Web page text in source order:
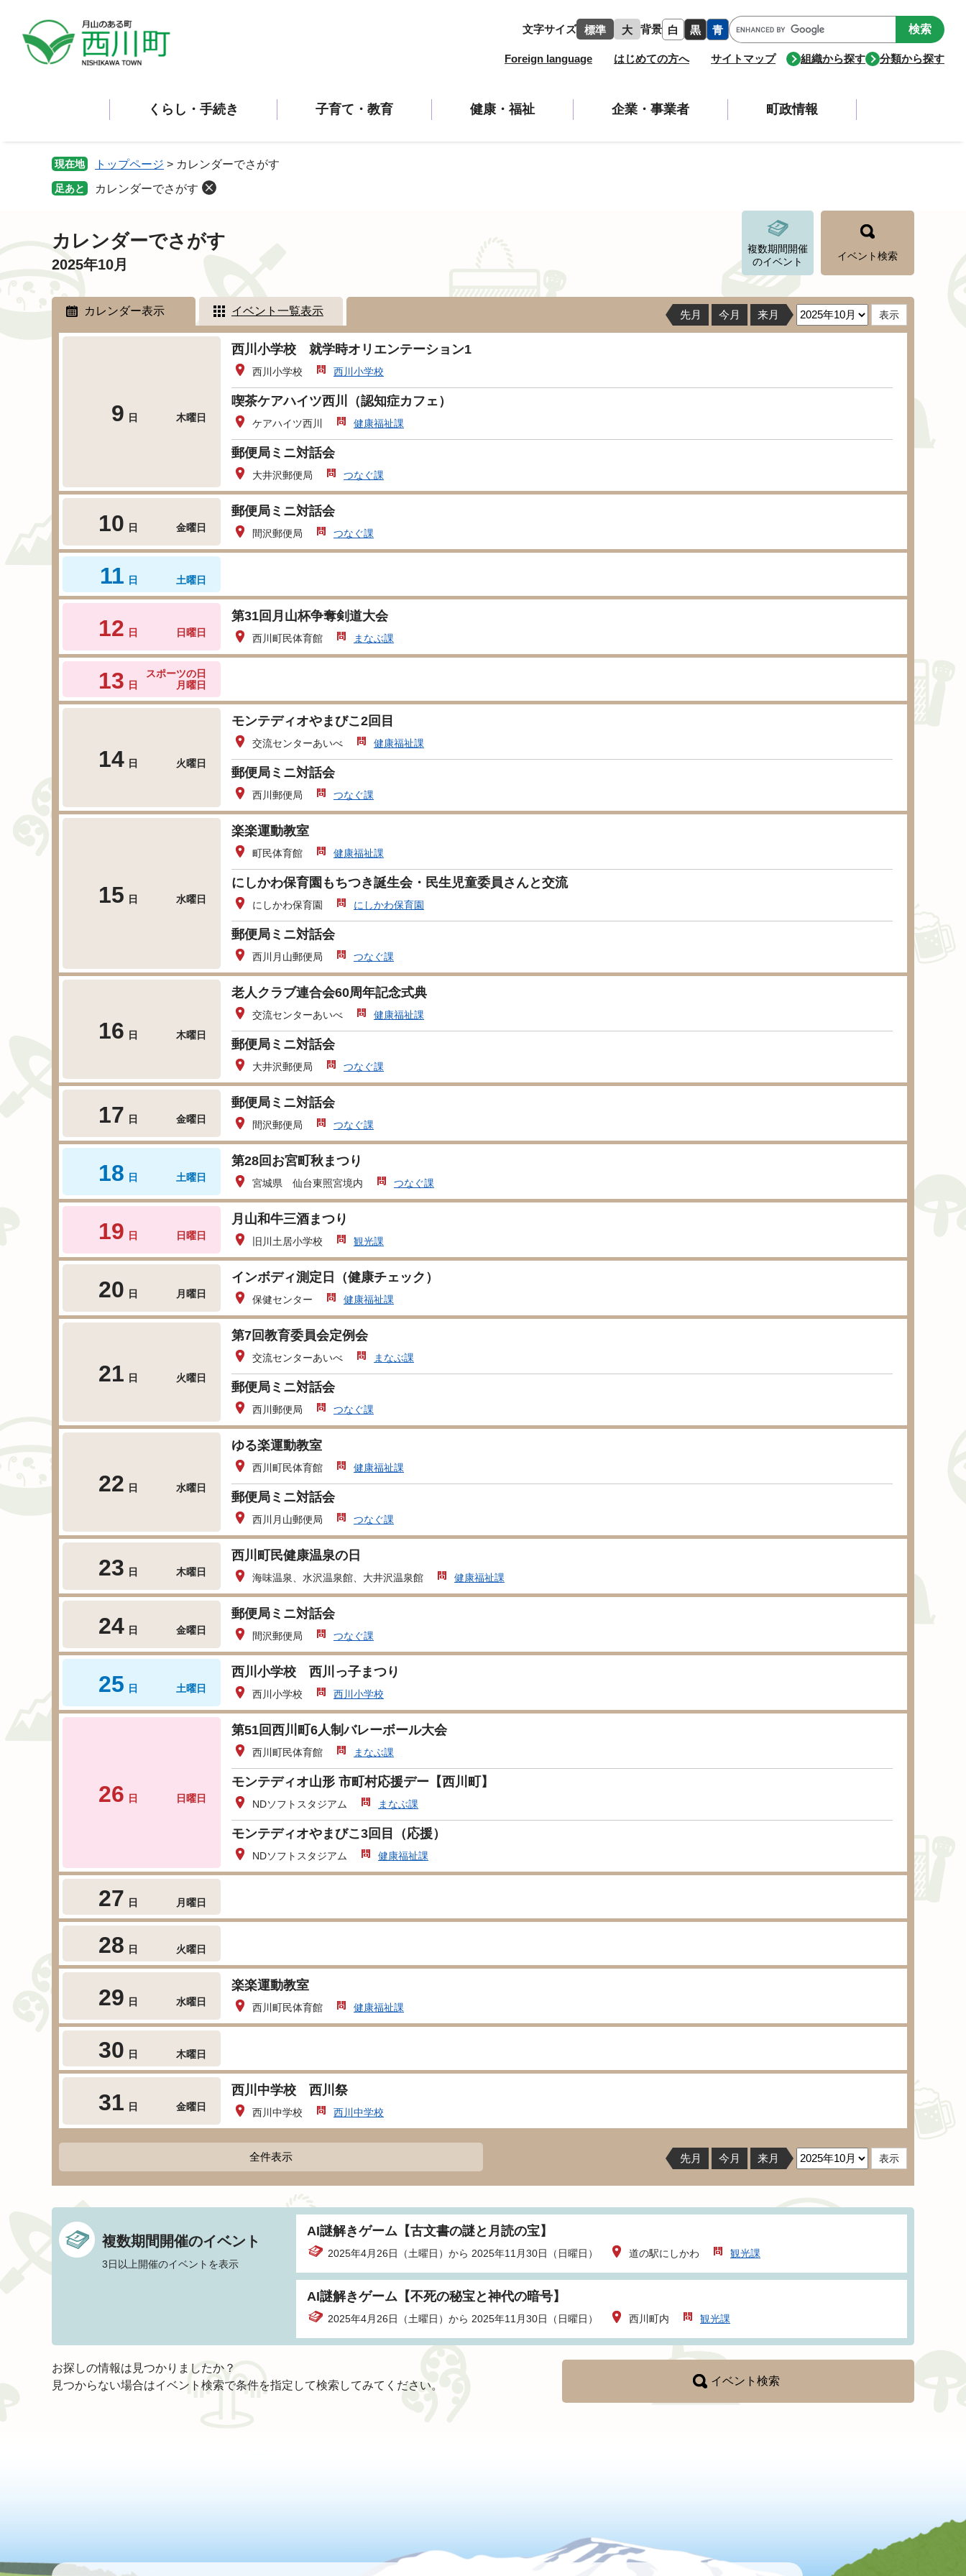
文字サイズ 標準 大 背景 白 黒 青
Google
カ
ス
Foreign language はじめての方へ サイトマップ 組織から探す 分類から探す
くらし・手続き 子育て・教育 健康・福祉 企業・事業者 町政情報
現在地 トップページ > カレンダーでさがす
足あと カレンダーでさがす
文
カレンダーでさがす
複数期間開催
のイベント
イベント検索
2025年10月
カレンダー表示 イベント一覧表示 先月 今月 来月
9 日 木曜日
西川小学校 就学時オリエンテーション1
西川小学校 西川小学校
喫茶ケアハイツ西川（認知症カフェ）
ケアハイツ西川 健康福祉課
郵便局ミニ対話会
大井沢郵便局 つなぐ課
10 日 金曜日
郵便局ミニ対話会
間沢郵便局 つなぐ課
11 日 土曜日
12 日 日曜日
第31回月山杯争奪剣道大会
西川町民体育館 まなぶ課
13 日
スポーツの日
月曜日
14 日 火曜日
モンテディオやまびこ2回目
交流センターあいべ 健康福祉課
郵便局ミニ対話会
西川郵便局 つなぐ課
15 日 水曜日
楽楽運動教室
町民体育館 健康福祉課
にしかわ保育園もちつき誕生会・民生児童委員さんと交流
にしかわ保育園 にしかわ保育園
郵便局ミニ対話会
西川月山郵便局 つなぐ課
16 日 木曜日
老人クラブ連合会60周年記念式典
交流センターあいべ 健康福祉課
郵便局ミニ対話会
大井沢郵便局 つなぐ課
17 日 金曜日
郵便局ミニ対話会
間沢郵便局 つなぐ課
18 日 土曜日
第28回お宮町秋まつり
宮城県 仙台東照宮境内 つなぐ課
19 日 日曜日
月山和牛三酒まつり
旧川土居小学校 観光課
20 日 月曜日
インボディ測定日（健康チェック）
保健センター 健康福祉課
21 日 火曜日
第7回教育委員会定例会
交流センターあいべ まなぶ課
郵便局ミニ対話会
西川郵便局 つなぐ課
22 日 水曜日
ゆる楽運動教室
西川町民体育館 健康福祉課
郵便局ミニ対話会
西川月山郵便局 つなぐ課
23 日 木曜日
西川町民健康温泉の日
海味温泉、水沢温泉館、大井沢温泉館 健康福祉課
24 日 金曜日
郵便局ミニ対話会
間沢郵便局 つなぐ課
25 日 土曜日
西川小学校 西川っ子まつり
西川小学校 西川小学校
26 日 日曜日
第51回西川町6人制バレーボール大会
西川町民体育館 まなぶ課
モンテディオ山形 市町村応援デー【西川町】
NDソフトスタジアム まなぶ課
モンテディオやまびこ3回目（応援）
NDソフトスタジアム 健康福祉課
27 日 月曜日
28 日 火曜日
29 日 水曜日
楽楽運動教室
西川町民体育館 健康福祉課
30 日 木曜日
31 日 金曜日
西川中学校 西川祭
西川中学校 西川中学校
全件表示 先月 今月 来月
複数期間開催のイベント
3日以上開催のイベントを表示
AI謎解きゲーム【古文書の謎と月読の宝】
2025年4月26日（土曜日）から 2025年11月30日（日曜日） 道の駅にしかわ 観光課
AI謎解きゲーム【不死の秘宝と神代の暗号】
2025年4月26日（土曜日）から 2025年11月30日（日曜日） 西川町内 観光課
お探しの情報は見つかりましたか？
見つからない場合はイベント検索で条件を指定して検索してみてください。
イベント検索